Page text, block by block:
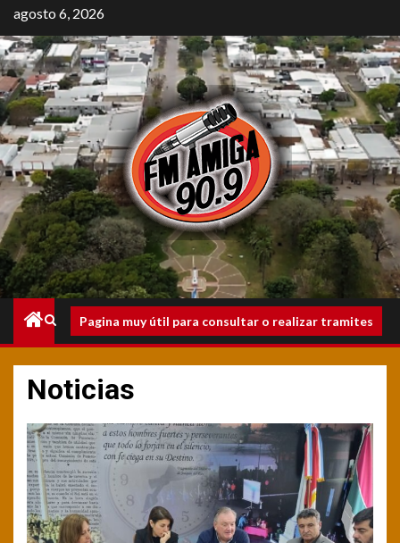
Saltar
al
contenido
agosto 6, 2026
Menú
principal
Pagina muy útil para consultar o realizar tramites
Noticias